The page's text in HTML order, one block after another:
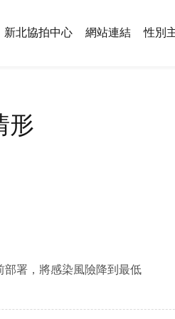
新北協拍中心 網站連結 性別
形